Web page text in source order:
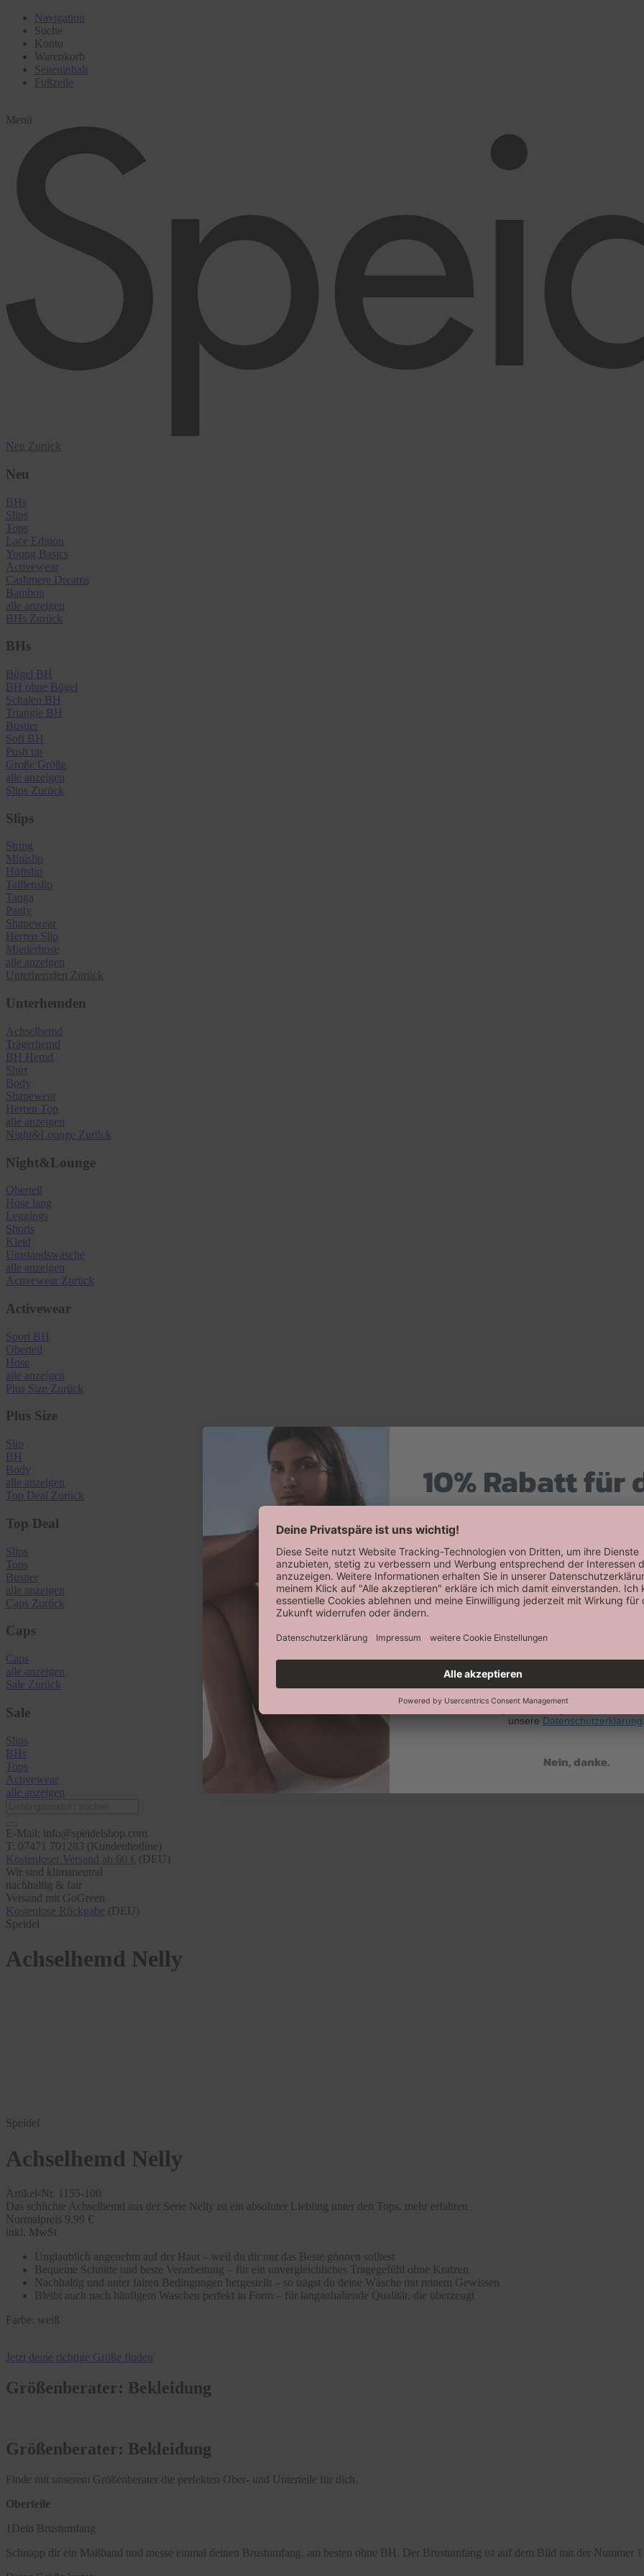
Navigation
Suche
Konto
Warenkorb
Seiteninhalt
Fußzeile
Menü
Neu Zurück
Neu
BHs
Slips
Tops
Lace Edition
Young Basics
Activewear
Cashmere Dreams
Bambou
alle anzeigen
BHs Zurück
BHs
Bügel BH
BH ohne Bügel
Schalen BH
Triangle BH
Bustier
Soft BH
Push up
Große Größe
alle anzeigen
Slips Zurück
Slips
String
Minislip
Hüftslip
Taillenslip
Tanga
Panty
Shapewear
Herren Slip
Miederhose
alle anzeigen
Unterhemden Zurück
Unterhemden
Achselhemd
Trägerhemd
BH Hemd
Shirt
Body
Shapewear
Herren Top
alle anzeigen
Night&Lounge Zurück
Night&Lounge
Oberteil
Hose lang
Leggings
Shorts
Kleid
Umstandswäsche
alle anzeigen
Activewear Zurück
Activewear
Sport BH
Oberteil
Hose
alle anzeigen
Plus Size Zurück
Plus Size
Slip
BH
Body
alle anzeigen
Top Deal Zurück
Top Deal
Slips
Tops
Bustier
alle anzeigen
Caps Zurück
Caps
Caps
alle anzeigen
Sale Zurück
Sale
Slips
BHs
Tops
Activewear
alle anzeigen
E-Mail: info@speidelshop.com
T: 07471 701283 (Kundenhotline)
Kostenloser Versand ab 60 € (DEU)
Wir sind klimaneutral
nachhaltig & fair
Versand mit GoGreen
Kostenlose Rückgabe (DEU)
Speidel
Achselhemd Nelly
Speidel
Achselhemd Nelly
Artikel-Nr. 1155-100
Das schlichte Achselhemd aus der Serie Nelly ist ein absoluter Liebling unter den Tops. mehr erfahren
Normalpreis 9,99 €
inkl. MwSt
Unglaublich angenehm auf der Haut – weil du dir nur das Beste gönnen solltest
Bequeme Schnitte und beste Verarbeitung – für ein unvergleichliches Tragegefühl ohne Kratzen
Nachhaltig und unter fairen Bedingungen hergestellt – so trägst du deine Wäsche mit reinem Gewissen
Bleibt auch nach häufigem Waschen perfekt in Form – für langanhaltende Qualität, die überzeugt
Farbe: weiß
Jetzt deine richtige Größe finden
Größenberater: Bekleidung
Größenberater: Bekleidung
Finde mit unserem Größenberater die perfekten Ober- und Unterteile für dich.
Oberteile
1 Dein Brustumfang
Schnapp dir ein Maßband und messe einmal deinen Brustumfang, am besten ohne BH. Der Brustumfang ist auf dem Bild mit der Nummer 1
10% Rabatt für
Willkommensrabatt auf deine erste
erhalten!
Abonnieren
Keine Datenweitergabe an Dritte. Eine
jederzeit möglich. Hier findest
unsere Datenschutzerklärung
Nein, danke.